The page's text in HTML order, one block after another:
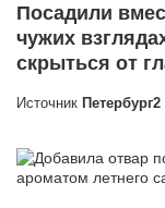
Посадили
чужих
скрыться от
Источник Петербург2